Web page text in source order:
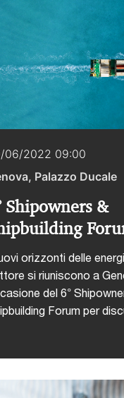
06/2022 09:00
Palazzo Ducale
Shipowners &
orizzonti delle
si riuniscono a
del 6°
Forum per
cantiere al
idee, i